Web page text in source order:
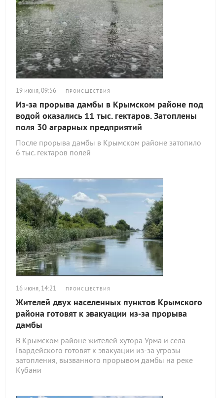
19 июня, 09:56 ПРОИСШЕСТВИЯ
Из-за прорыва дамбы в Крымском районе под
водой оказались 11 тыс. гектаров. Затоплены
поля 30 аграрных предприятий
После прорыва дамбы в Крымском районе затопило
6 тыс. гектаров полей
16 июня, 14:21 ПРОИСШЕСТВИЯ
Жителей двух населенных пунктов Крымского
района готовят к эвакуации из-за прорыва
дамбы
В Крымском районе жителей хутора Урма и села
Гвардейского готовят к эвакуации из-за угрозы
затопления, вызванного прорывом дамбы на реке
Кубани